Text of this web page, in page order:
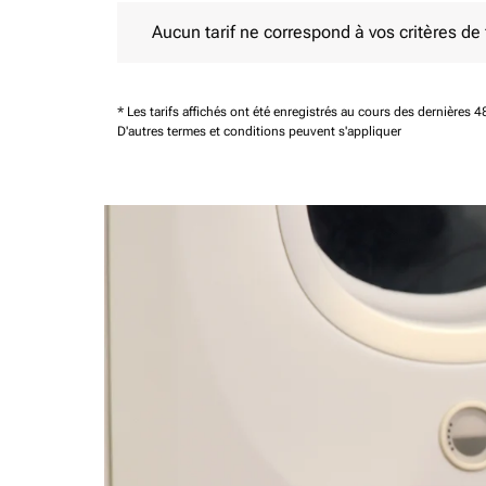
Aucun tarif ne correspond à vos critères
* Les tarifs affichés ont été enregistrés au cours des dernières
D'autres termes et conditions peuvent s'appliquer